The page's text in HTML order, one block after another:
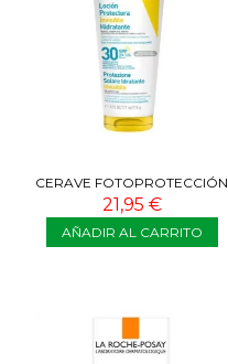
CERAVE FOTOPROTECCIÓN
SPF30 177 ML
21,95 €
AÑADIR AL CARRITO